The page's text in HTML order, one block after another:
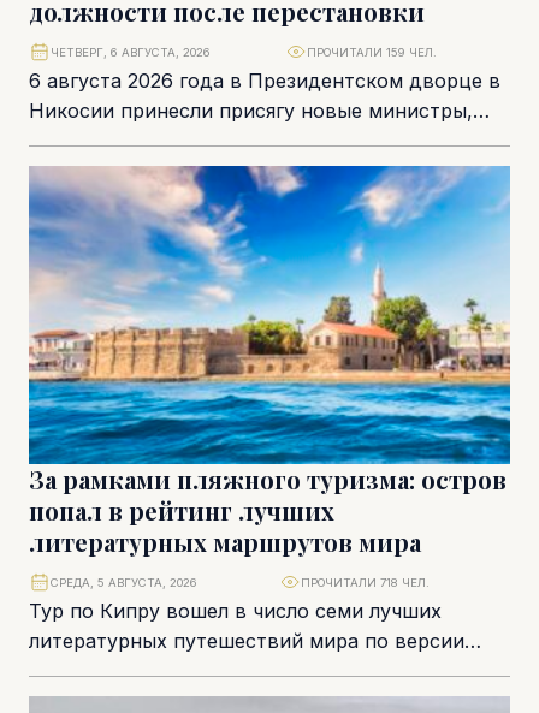
должности после перестановки
6 августа 2026 года в Президентском дворце в
Никосии принесли присягу новые министры,
руководители подминистерств и
правительственные комиссары. Частичная
перестановка...
ЧЕТВЕРГ, 6 АВГУСТА, 2026 ПРОЧИТАЛИ 159 ЧЕЛ.
За рамками пляжного туризма: остров
попал в рейтинг лучших
литературных маршрутов мира
Тур по Кипру вошел в число семи лучших
литературных путешествий мира по версии
National Geographic на 2026 год. В подборку...
СРЕДА, 5 АВГУСТА, 2026 ПРОЧИТАЛИ 718 ЧЕЛ.